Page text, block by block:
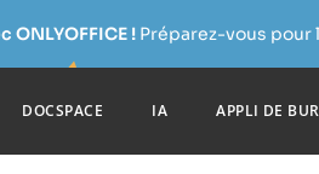
ONLYOFFICE !Préparez-vous pour
DOCSPACE IA APPLI DE